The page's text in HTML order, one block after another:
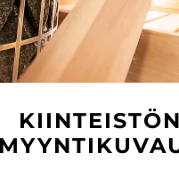
KIINTEISTÖN